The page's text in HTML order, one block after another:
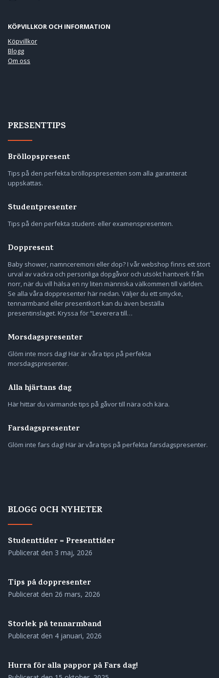
KÖPVILLKOR OCH INFORMATION
Köpvillkor
Blogg
Om oss
PRESENTTIPS
Bröllopspresent
Tips på den perfekta bröllopspresenten som alla garanterat
uppskattas.
Studentpresenter
Tips på den perfekta student- eller examenspresenten.
Doppresent
Baby shower, namnceremoni eller dop? I vår webshop finns ett stort
urval av vackra och personliga dopgåvor och utsökt hantverk från
norr, när du vill hälsa en ny liten människa välkommen till världen.
Se alla våra doppresenter här nedan. Väljer du ett smycke,
tennarmband eller presentkort kan du även beställa
presentinslaget. Kryssa för “Leverera till…
Morsdagspresenter
Glöm inte mors dag! Här är våra tips på perfekta
morsdagspresenter.
Alla hjärtans dag
Här hittar du värmande tips på gåvor till nära och kära.
Farsdagspresenter
Glöm inte fars dag! Här är våra tips på perfekta farsdagspresenter.
BLOGG OCH NYHETER
Studenttider = Presenttider
Publicerat den 3 maj, 2026
Tips på doppresenter
Publicerat den 26 mars, 2026
Storlek på tennarmband
Publicerat den 4 januari, 2026
Hurra för alla pappor på Fars dag!